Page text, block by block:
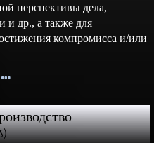
перспективы дела,
и др., а также для
компромисса и/или